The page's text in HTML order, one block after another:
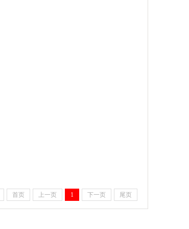
首页 上一页 1 下一页 尾页